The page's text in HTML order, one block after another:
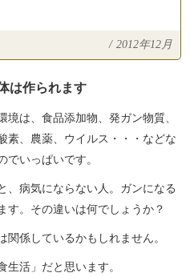
/ 2012年12月
は作られます
は、食品添加物、発ガン物質、
素、農薬、ウイルス・・・などな
いっぱいです。
、病気にならない人。ガンになる
す。その違いは何でしょうか？
係しているかもしれません。
活」だと思います。